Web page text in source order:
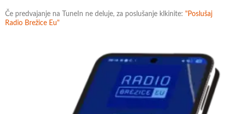
Če predvajanje na TuneIn ne deluje, za poslušanje klkinite: "Poslušaj
Radio Brežice Eu"